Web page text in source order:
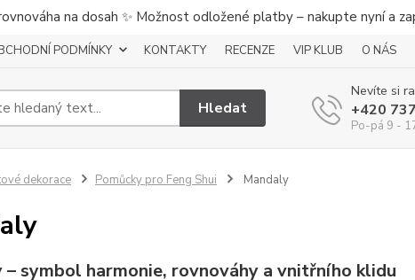
na dosah ✨ Možnost odložené platby – nakupte nyní a
PODMÍNKY KONTAKTY RECENZE VIP KLUB O NÁS
Hledat
Nevíte si
+420
Po-pá 9 -
dekorace Pomůcky pro Feng Shui Mandaly
– symbol harmonie, rovnováhy a vnitřního klidu